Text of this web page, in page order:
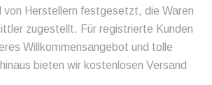
von Herstellern festgesetzt, die Waren
zugestellt. Für registrierte Kunden
Willkommensangebot und tolle
bieten wir kostenlosen Versand